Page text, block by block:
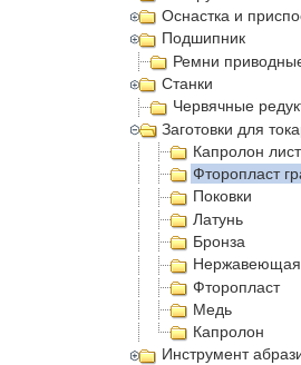
Оснастка и
Подшипник
Ремни
Станки
Червячные
Заготовки для
Капролон
Фторопласт
Поковки
Латунь
Бронза
Нержавеющая
Фторопласт
Медь
Капролон
Инструмент